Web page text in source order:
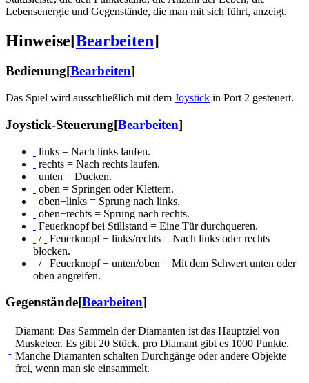
Lebensenergie und Gegenstände, die man mit sich führt, anzeigt.
Hinweise[Bearbeiten]
Bedienung[Bearbeiten]
Das Spiel wird ausschließlich mit dem Joystick in Port 2 gesteuert.
Joystick-Steuerung[Bearbeiten]
links = Nach links laufen.
rechts = Nach rechts laufen.
unten = Ducken.
oben = Springen oder Klettern.
oben+links = Sprung nach links.
oben+rechts = Sprung nach rechts.
Feuerknopf bei Stillstand = Eine Tür durchqueren.
/
Feuerknopf + links/rechts = Nach links oder rechts
blocken.
/
Feuerknopf + unten/oben = Mit dem Schwert unten oder
oben angreifen.
Gegenstände[Bearbeiten]
Diamant: Das Sammeln der Diamanten ist das Hauptziel von
Musketeer. Es gibt 20 Stück, pro Diamant gibt es 1000 Punkte.
Manche Diamanten schalten Durchgänge oder andere Objekte
frei, wenn man sie einsammelt.